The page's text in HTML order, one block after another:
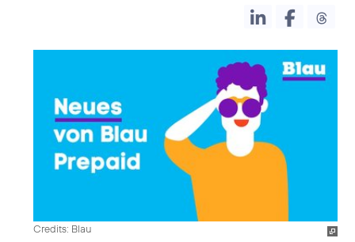
Credits: Blau